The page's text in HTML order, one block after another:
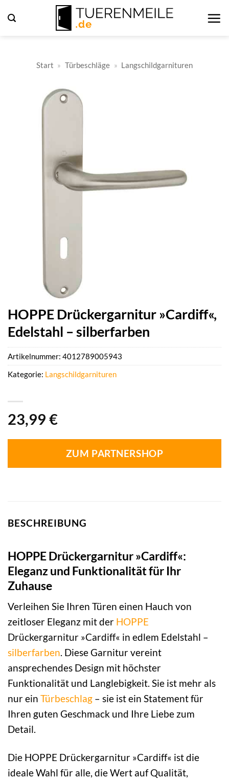
Inhalt
Start » Türbeschläge » Langschildgarnituren
HOPPE Drückergarnitur »Cardiff«,
Edelstahl – silberfarben
23,99 €
ZUM PARTNERSHOP
Artikelnummer: 4012789005943
Kategorie: Langschildgarnituren
BESCHREIBUNG
HOPPE Drückergarnitur »Cardiff«:
Eleganz und Funktionalität für Ihr
Zuhause
Verleihen Sie Ihren Türen einen Hauch von
zeitloser Eleganz mit der HOPPE
Drückergarnitur »Cardiff« in edlem Edelstahl –
silberfarben. Diese Garnitur vereint
ansprechendes Design mit höchster
Funktionalität und Langlebigkeit. Sie ist mehr als
nur ein Türbeschlag – sie ist ein Statement für
Ihren guten Geschmack und Ihre Liebe zum
Detail.
Die HOPPE Drückergarnitur »Cardiff« ist die
ideale Wahl für alle, die Wert auf Qualität,